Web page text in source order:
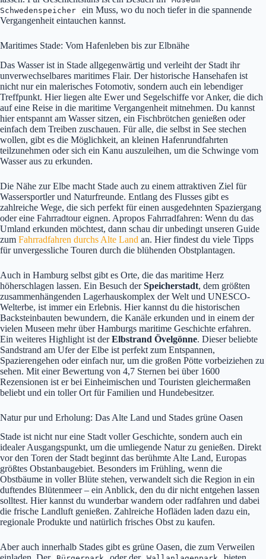
Schwedenspeicher
ein Muss, wo du noch tiefer in die spannende
Vergangenheit eintauchen kannst.
Maritimes Stade: Vom Hafenleben bis zur Elbnähe
Das Wasser ist in Stade allgegenwärtig und verleiht der Stadt ihr
unverwechselbares maritimes Flair. Der historische Hansehafen ist
nicht nur ein malerisches Fotomotiv, sondern auch ein lebendiger
Treffpunkt. Hier liegen alte Ewer und Segelschiffe vor Anker, die dich
auf eine Reise in die maritime Vergangenheit mitnehmen. Du kannst
hier entspannt am Wasser sitzen, ein Fischbrötchen genießen oder
einfach dem Treiben zuschauen. Für alle, die selbst in See stechen
wollen, gibt es die Möglichkeit, an kleinen Hafenrundfahrten
teilzunehmen oder sich ein Kanu auszuleihen, um die Schwinge vom
Wasser aus zu erkunden.
Die Nähe zur Elbe macht Stade auch zu einem attraktiven Ziel für
Wassersportler und Naturfreunde. Entlang des Flusses gibt es
zahlreiche Wege, die sich perfekt für einen ausgedehnten Spaziergang
oder eine Fahrradtour eignen. Apropos Fahrradfahren: Wenn du das
Umland erkunden möchtest, dann schau dir unbedingt unseren Guide
zum Fahrradfahren durchs Alte Land an. Hier findest du viele Tipps
für unvergessliche Touren durch die blühenden Obstplantagen.
Auch in Hamburg selbst gibt es Orte, die das maritime Herz
höherschlagen lassen. Ein Besuch derSpeicherstadt, dem größten
zusammenhängenden Lagerhauskomplex der Welt und UNESCO-
Welterbe, ist immer ein Erlebnis. Hier kannst du die historischen
Backsteinbauten bewundern, die Kanäle erkunden und in einem der
vielen Museen mehr über Hamburgs maritime Geschichte erfahren.
Ein weiteres Highlight ist derElbstrand Övelgönne. Dieser beliebte
Sandstrand am Ufer der Elbe ist perfekt zum Entspannen,
Spazierengehen oder einfach nur, um die großen Pötte vorbeiziehen zu
sehen. Mit einer Bewertung von 4,7 Sternen bei über 1600
Rezensionen ist er bei Einheimischen und Touristen gleichermaßen
beliebt und ein toller Ort für Familien und Hundebesitzer.
Natur pur und Erholung: Das Alte Land und Stades grüne Oasen
Stade ist nicht nur eine Stadt voller Geschichte, sondern auch ein
idealer Ausgangspunkt, um die umliegende Natur zu genießen. Direkt
vor den Toren der Stadt beginnt das berühmte Alte Land, Europas
größtes Obstanbaugebiet. Besonders im Frühling, wenn die
Obstbäume in voller Blüte stehen, verwandelt sich die Region in ein
duftendes Blütenmeer – ein Anblick, den du dir nicht entgehen lassen
solltest. Hier kannst du wunderbar wandern oder radfahren und dabei
die frische Landluft genießen. Zahlreiche Hofläden laden dazu ein,
regionale Produkte und natürlich frisches Obst zu kaufen.
Aber auch innerhalb Stades gibt es grüne Oasen, die zum Verweilen